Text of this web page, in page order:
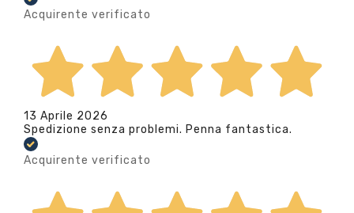
Acquirente verificato
13 Aprile 2026
Spedizione senza problemi. Penna fantastica.
Acquirente verificato